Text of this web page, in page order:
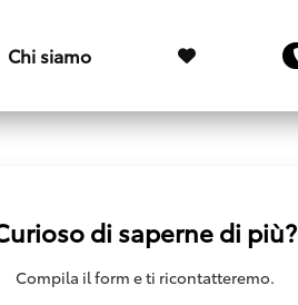
Chi siamo
di saperne di più?
Compila il form e ti ricontatteremo.